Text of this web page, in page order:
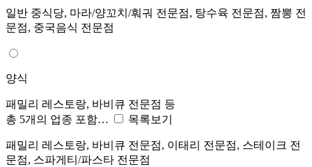
일반 중식당, 마라/양꼬치/훠궈 전문점, 탕수육 전문점, 짬뽕 전
문점, 중국음식 전문점
양식
패밀리 레스토랑, 바비큐 전문점 등
총 5개의 업종 포함…
목록보기
패밀리 레스토랑, 바비큐 전문점, 이태리 전문점, 스테이크 전
문점, 스파게티/파스타 전문점